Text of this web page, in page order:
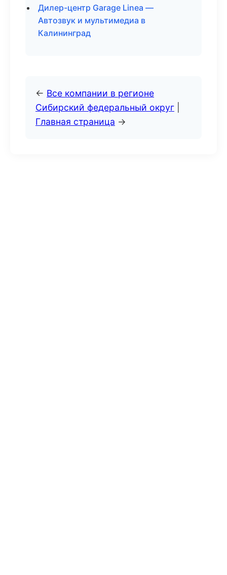
Дилер-центр Garage Linea —
Автозвук и мультимедиа в
Калининград
← Все компании в регионе
Сибирский федеральный округ
Главная страница →